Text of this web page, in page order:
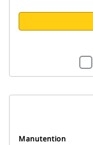
Manutention